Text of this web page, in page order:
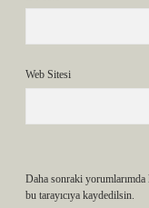
Web Sitesi
Daha sonraki yorumlarımda
bu tarayıcıya kaydedilsin.